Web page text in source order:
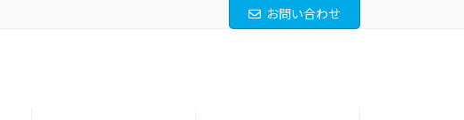
お問い合わせ